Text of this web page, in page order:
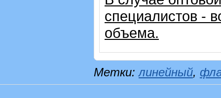
специалистов -
объема.
Метки:линейный,